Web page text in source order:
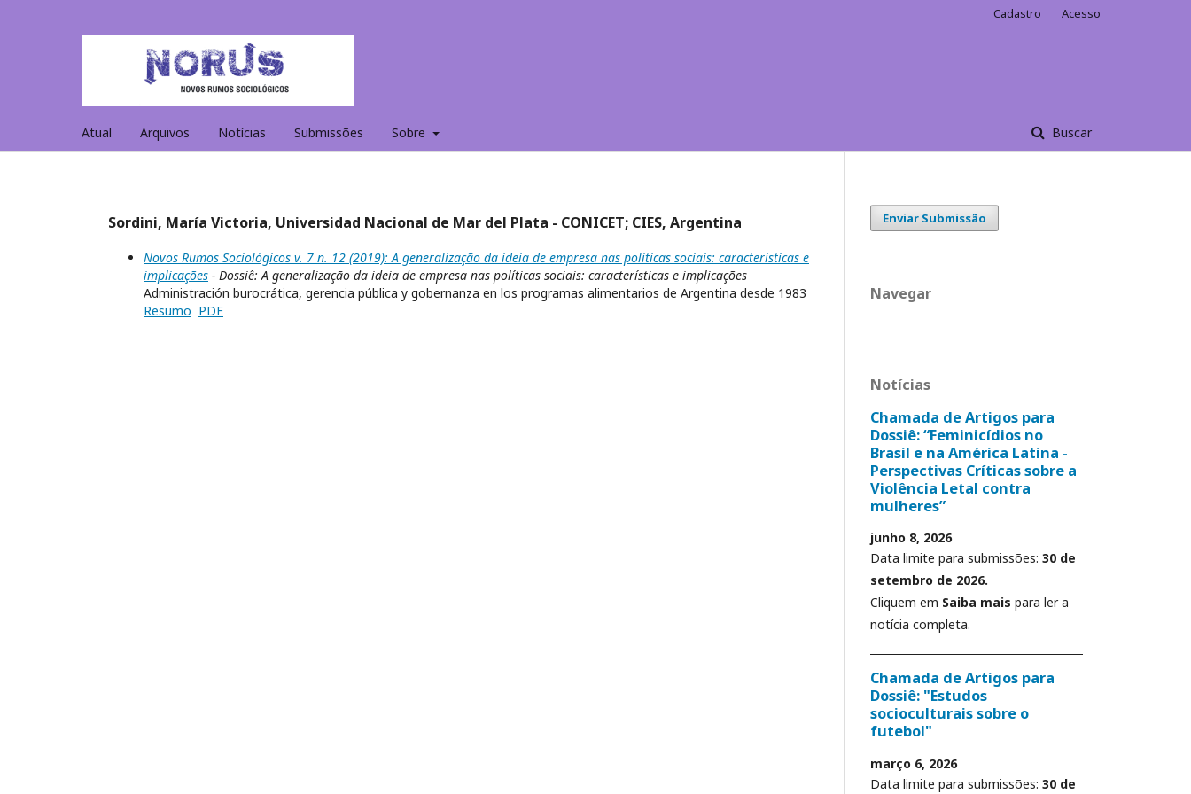
Atual Arquivos Notícias Submissões Sobre Buscar
Cadastro Acesso
Sordini, María Victoria, Universidad Nacional de Mar del Plata - CONICET; CIES, Argentina
Novos Rumos Sociológicos v. 7 n. 12 (2019): A generalização da ideia de empresa nas políticas sociais: características e
implicações - Dossiê: A generalização da ideia de empresa nas políticas sociais: características e implicações
Administración burocrática, gerencia pública y gobernanza en los programas alimentarios de Argentina desde 1983
Resumo PDF
Enviar Submissão
Navegar
Notícias
Chamada de Artigos para
Dossiê: “Feminicídios no
Brasil e na América Latina -
Perspectivas Críticas sobre a
Violência Letal contra
mulheres”
junho 8, 2026
Data limite para submissões: 30 de
setembro de 2026.
Cliquem em Saiba mais para ler a
notícia completa.
Chamada de Artigos para
Dossiê: "Estudos
socioculturais sobre o
futebol"
março 6, 2026
Data limite para submissões: 30 de